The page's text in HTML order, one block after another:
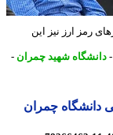
ارز نیز این
شهید چمران-
چمران